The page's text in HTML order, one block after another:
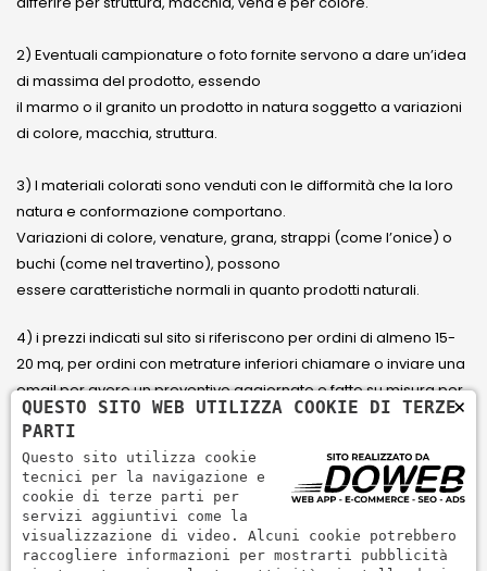
2) Eventuali campionature o foto fornite servono a dare un’idea
di massima del prodotto, essendo
il marmo o il granito un prodotto in natura soggetto a variazioni
di colore, macchia, struttura.
3) I materiali colorati sono venduti con le difformità che la loro
natura e conformazione comportano.
Variazioni di colore, venature, grana, strappi (come l’onice) o
buchi (come nel travertino), possono
essere caratteristiche normali in quanto prodotti naturali.
4) i prezzi indicati sul sito si riferiscono per ordini di almeno 15-
20 mq, per ordini con metrature inferiori chiamare o inviare una
email per avere un preventivo aggiornato e fatto su misura per
il cliente.
5) Paga con Carta di credito Visa, Visa Electron, Maestro,
Mastercard tramite il circuito PayPal. PayPal serve per pagare,
inviare denaro e accettare pagamenti in modo rapido,
semplice e sicuro.
×
QUESTO SITO WEB UTILIZZA COOKIE DI TERZE
PARTI
Questo sito utilizza cookie
tecnici per la navigazione e
cookie di terze parti per
servizi aggiuntivi come la
visualizzazione di video. Alcuni cookie potrebbero
raccogliere informazioni per mostrarti pubblicità